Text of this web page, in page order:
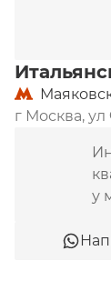
г Москва,
у